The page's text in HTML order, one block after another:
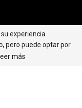
experiencia.
pero puede optar por
más